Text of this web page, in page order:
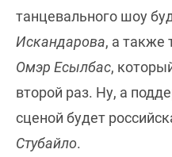
танцевального шоу
Искандарова, а также
Омэр Есылбас,
второй раз. Ну, а
сценой будет
Стубайло.